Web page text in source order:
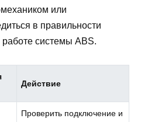
или
в правильности
системы ABS.
Действие
Проверить подключение и